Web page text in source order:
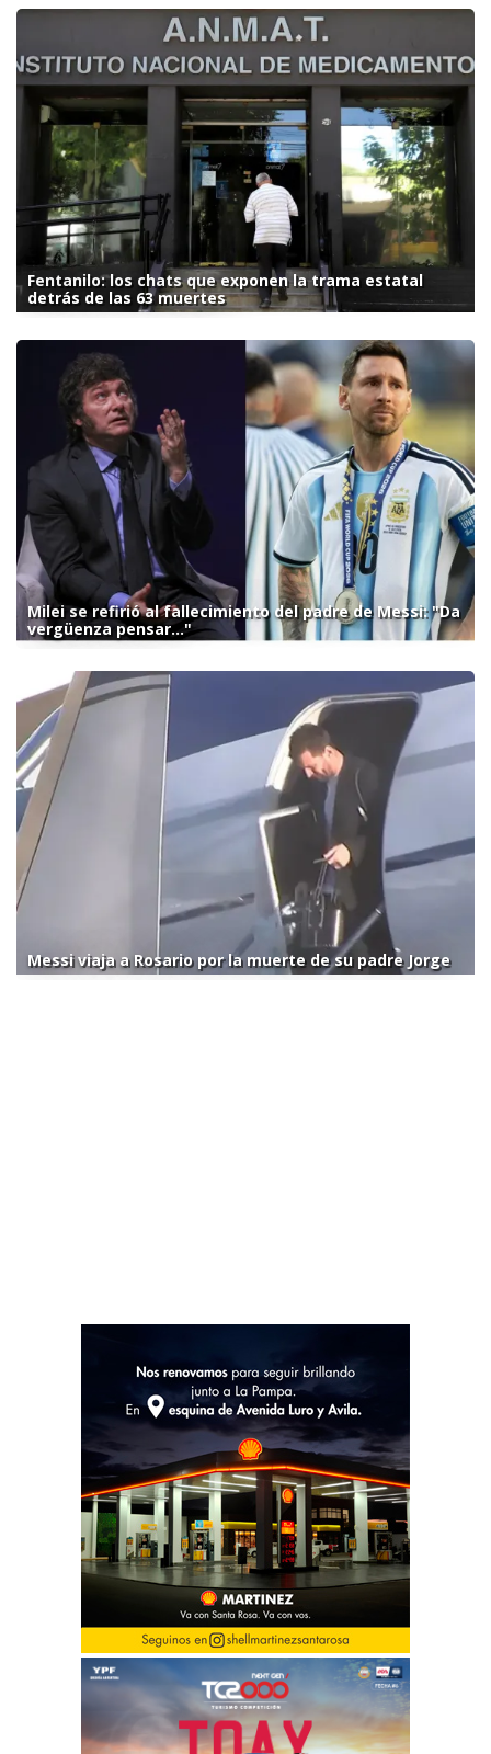
Fentanilo: los chats que exponen la trama estatal
detrás de las 63 muertes
Milei se refirió al fallecimiento del padre de Messi: "Da
vergüenza pensar..."
Messi viaja a Rosario por la muerte de su padre Jorge